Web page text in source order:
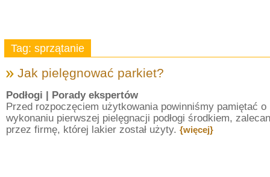
Tag: sprzątanie
Jak pielęgnować parkiet?
Podłogi | Porady ekspertów
Przed rozpoczęciem użytkowania powinniśmy pamiętać o
wykonaniu pierwszej pielęgnacji podłogi środkiem,
przez firmę, której lakier został użyty. {więcej}